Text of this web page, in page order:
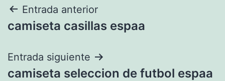
Navegación
de
entradas
Entrada anterior
camiseta casillas espaa
Entrada siguiente
camiseta seleccion de futbol espaa